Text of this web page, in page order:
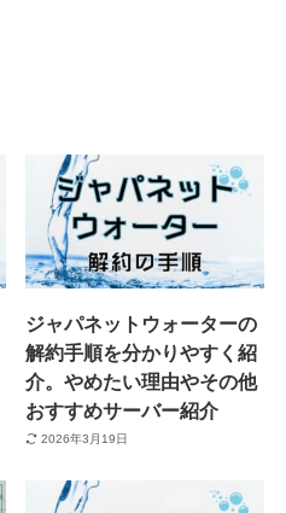
ジャパネットウォーターの
解約手順を分かりやすく紹
介。やめたい理由やその他
おすすめサーバー紹介
2026年3月19日